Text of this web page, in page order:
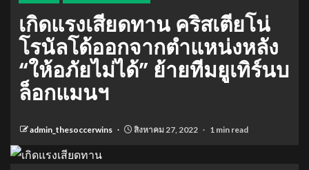
เกิดแรงเสียดทาน คริสเตียโน่
โรนัลโด้ออกจากตําแหน่งหลัง
“ให้อภัยไม่ได้” ย้ายทีมยูเทิร์นบ
ล็อกแมนฯ
admin_thesoccerwins สิงหาคม 27, 2022 1 min read